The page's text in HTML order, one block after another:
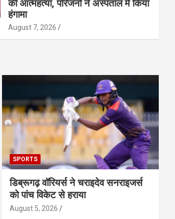
की आत्महत्या, परिजनों ने अस्पताल में किया
हंगामा
August 7, 2026
SPORTS
डिब्रूगढ़ वॉरियर्स ने चराइदेव सनराइजर्स
को पांच विकेट से हराया
August 5, 2026